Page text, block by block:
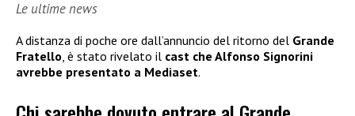
Le ultime news
A distanza di poche ore dall’annuncio del ritorno del Grande
Fratello, è stato rivelato il cast che Alfonso Signorini
avrebbe presentato a Mediaset.